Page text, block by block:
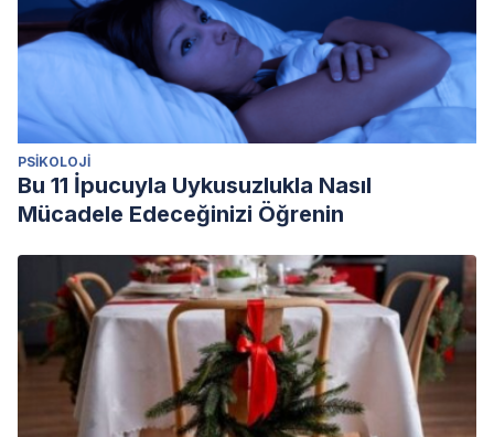
PSIKOLOJI
Bu 11 İpucuyla Uykusuzlukla Nasıl
Mücadele Edeceğinizi Öğrenin